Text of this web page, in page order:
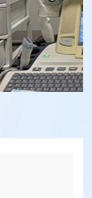
01
像技术，通过细致